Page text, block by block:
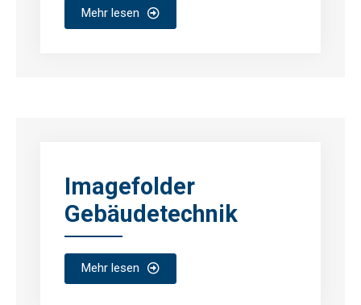
Mehr lesen
Imagefolder
Gebäudetechnik
Mehr lesen